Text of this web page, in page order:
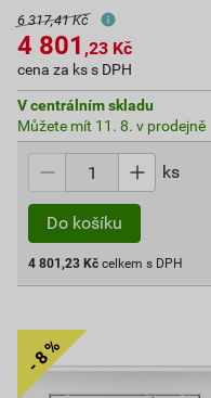
6 317,41 Kč
4 801 ,23 Kč
cena za ks s DPH
V centrálním skladu
Můžete mít 11. 8. v prodejně
ks
Do košíku
4 801,23 Kč celkem s DPH